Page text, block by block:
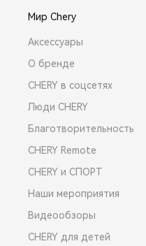
Мир Chery
Аксессуары
О бренде
CHERY в соцсетях
Люди CHERY
Благотворительность
CHERY Remote
CHERY и СПОРТ
Наши мероприятия
Видеообзоры
CHERY для детей